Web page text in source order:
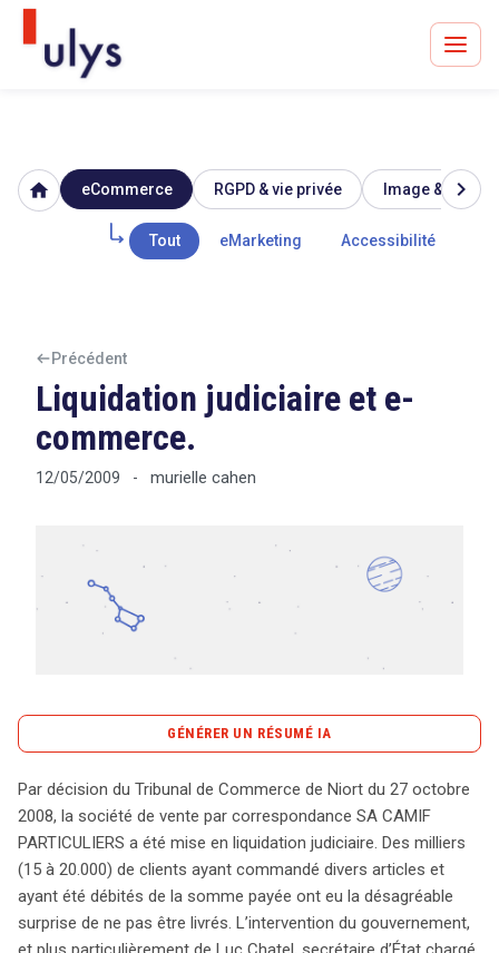
Avocats à Paris & Bruxelles
Leader en droit de l'innovation depuis 30 ans
CONTACT
home eCommerce RGPD & vie privée Image &
Tout eMarketing Accessibilité
chevron_right
Précédent
Liquidation judiciaire et e-
commerce.
12/05/2009 - murielle cahen
GÉNÉRER UN RÉSUMÉ IA
La liquidation judiciaire de la société SA CAMIF
PARTICULIERS, prononcée par le Tribunal de Commerce
de Niort en octobre 2008, a laissé des milliers de clients
dans l’incertitude. Environ 15 à 20 000 consommateurs,
ayant déjà payé pour divers articles, se sont retrouvés
sans livraisons. Face à cette situation préoccupante, le
Par décision du Tribunal de Commerce de Niort du 27 octobre
2008, la société de vente par correspondance SA CAMIF
PARTICULIERS a été mise en liquidation judiciaire. Des milliers
(15 à 20.000) de clients ayant commandé divers articles et
ayant été débités de la somme payée ont eu la désagréable
surprise de ne pas être livrés. L’intervention du gouvernement,